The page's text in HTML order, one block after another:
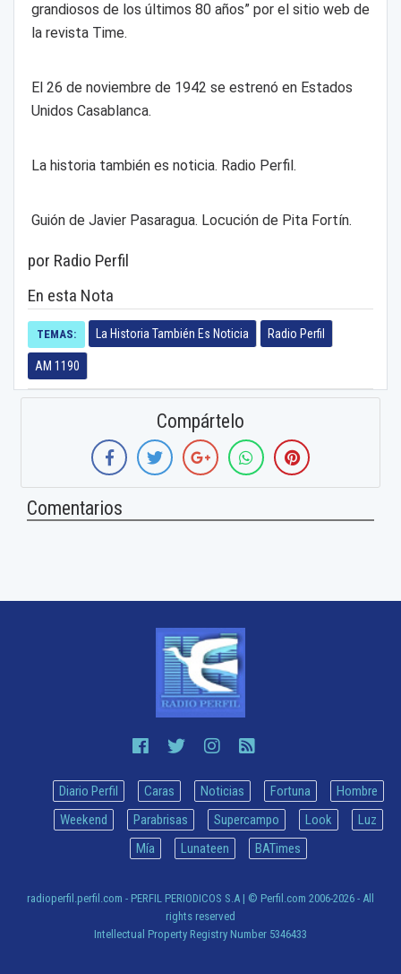
grandiosos de los últimos 80 años” por el sitio web de
la revista Time.
El 26 de noviembre de 1942 se estrenó en Estados
Unidos Casablanca.
La historia también es noticia. Radio Perfil.
Guión de Javier Pasaragua. Locución de Pita Fortín.
por Radio Perfil
En esta Nota
TEMAS: La Historia También Es Noticia Radio Perfil
AM 1190
Compártelo
Comentarios
Diario Perfil Caras Noticias Fortuna
Hombre
Weekend
Parabrisas Supercampo Look
Luz
Mía
Lunateen BATimes
radioperfil.perfil.com - PERFIL PERIODICOS S.A | © Perfil.com 2006-2026 - All
rights reserved
Intellectual Property Registry Number 5346433